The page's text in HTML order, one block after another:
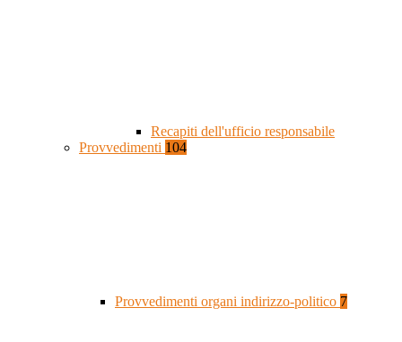
Recapiti dell'ufficio responsabile
Provvedimenti 104
Provvedimenti organi indirizzo-politico 7